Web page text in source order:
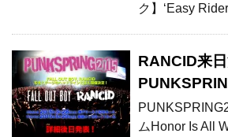
ク】‘Easy
RANCID来
ムHonor Is All